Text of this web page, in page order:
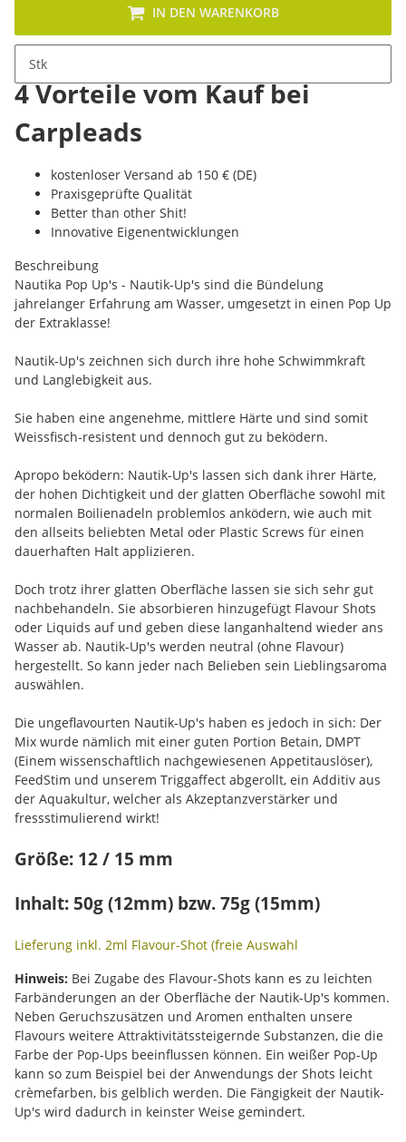
Stk
IN DEN WARENKORB
4 Vorteile vom Kauf bei
Carpleads
kostenloser Versand ab 150 € (DE)
Praxisgeprüfte Qualität
Better than other Shit!
Innovative Eigenentwicklungen
Beschreibung
Nautika Pop Up's - Nautik-Up's sind die Bündelung
jahrelanger Erfahrung am Wasser, umgesetzt in einen Pop Up
der Extraklasse!
Nautik-Up's zeichnen sich durch ihre hohe Schwimmkraft
und Langlebigkeit aus.
Sie haben eine angenehme, mittlere Härte und sind somit
Weissfisch-resistent und dennoch gut zu beködern.
Apropo beködern: Nautik-Up's lassen sich dank ihrer Härte,
der hohen Dichtigkeit und der glatten Oberfläche sowohl mit
normalen Boilienadeln problemlos anködern, wie auch mit
den allseits beliebten Metal oder Plastic Screws für einen
dauerhaften Halt applizieren.
Doch trotz ihrer glatten Oberfläche lassen sie sich sehr gut
nachbehandeln. Sie absorbieren hinzugefügt Flavour Shots
oder Liquids auf und geben diese langanhaltend wieder ans
Wasser ab. Nautik-Up's werden neutral (ohne Flavour)
hergestellt. So kann jeder nach Belieben sein Lieblingsaroma
auswählen.
Die ungeflavourten Nautik-Up's haben es jedoch in sich: Der
Mix wurde nämlich mit einer guten Portion Betain, DMPT
(Einem wissenschaftlich nachgewiesenen Appetitauslöser),
FeedStim und unserem Triggaffect abgerollt, ein Additiv aus
der Aquakultur, welcher als Akzeptanzverstärker und
fressstimulierend wirkt!
Größe: 12 / 15 mm
Inhalt: 50g (12mm) bzw. 75g (15mm)
Lieferung inkl. 2ml Flavour-Shot (freie Auswahl
Hinweis: Bei Zugabe des Flavour-Shots kann es zu leichten
Farbänderungen an der Oberfläche der Nautik-Up's kommen.
Neben Geruchszusätzen und Aromen enthalten unsere
Flavours weitere Attraktivitätssteigernde Substanzen, die die
Farbe der Pop-Ups beeinflussen können. Ein weißer Pop-Up
kann so zum Beispiel bei der Anwendungs der Shots leicht
crèmefarben, bis gelblich werden. Die Fängigkeit der Nautik-
Up's wird dadurch in keinster Weise gemindert.